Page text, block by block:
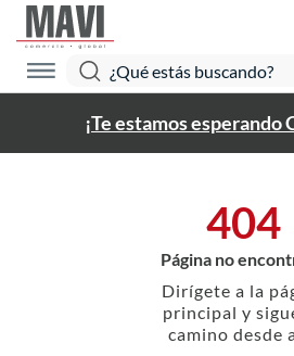
¡Te estamos esperando
404
Página no
Dirígete a la
principal y
camino desde